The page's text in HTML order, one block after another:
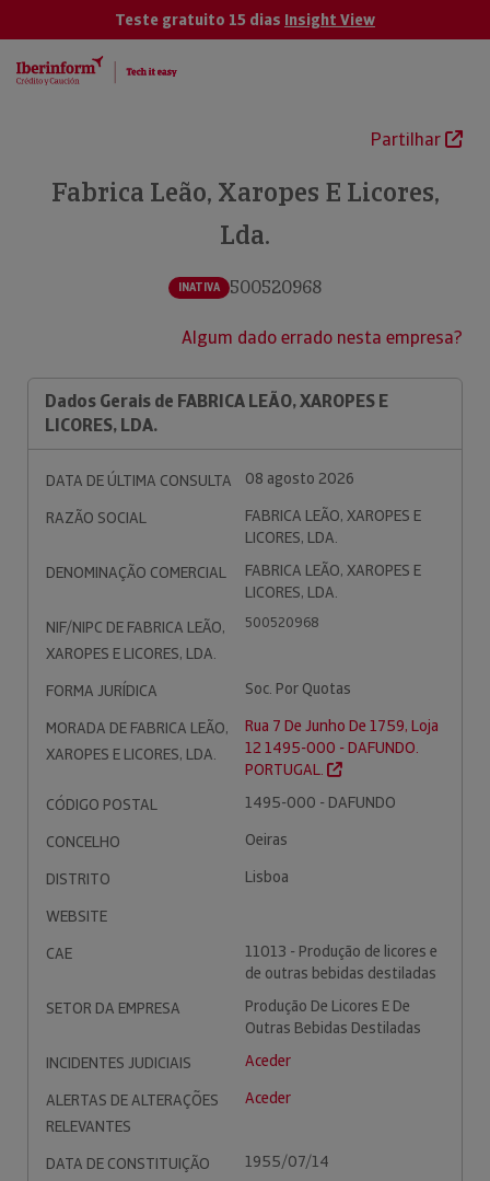
Teste gratuito 15 dias Insight View
Partilhar
Fabrica Leão, Xaropes E Licores,
Lda.
INATIVA 500520968
Algum dado errado nesta empresa?
Dados Gerais de FABRICA LEÃO, XAROPES E
LICORES, LDA.
DATA DE ÚLTIMA CONSULTA
08 agosto 2026
RAZÃO SOCIAL
FABRICA LEÃO, XAROPES E
LICORES, LDA.
DENOMINAÇÃO COMERCIAL
FABRICA LEÃO, XAROPES E
LICORES, LDA.
NIF/NIPC DE FABRICA LEÃO,
XAROPES E LICORES, LDA.
500520968
FORMA JURÍDICA
Soc. Por Quotas
MORADA DE FABRICA LEÃO,
XAROPES E LICORES, LDA.
Rua 7 De Junho De 1759, Loja
12 1495-000 - DAFUNDO.
PORTUGAL.
CÓDIGO POSTAL
1495-000 - DAFUNDO
CONCELHO
Oeiras
DISTRITO
Lisboa
WEBSITE
CAE
11013 - Produção de licores e
de outras bebidas destiladas
SETOR DA EMPRESA
Produção De Licores E De
Outras Bebidas Destiladas
INCIDENTES JUDICIAIS
Aceder
ALERTAS DE ALTERAÇÕES
RELEVANTES
Aceder
DATA DE CONSTITUIÇÃO 1955/07/14